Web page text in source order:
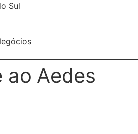
Sul
ao Aedes